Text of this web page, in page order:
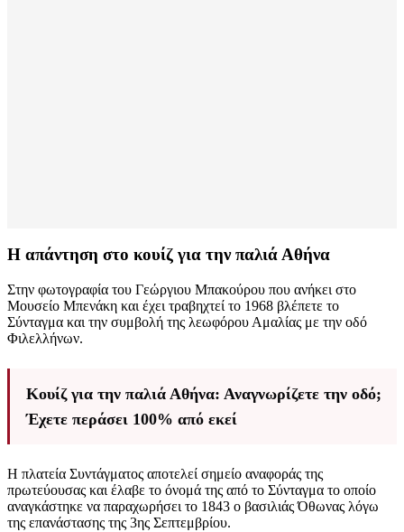
Η απάντηση στο κουίζ για την παλιά Αθήνα
Στην φωτογραφία του Γεώργιου Μπακούρου που ανήκει στο
Μουσείο Μπενάκη και έχει τραβηχτεί το 1968 βλέπετε το
Σύνταγμα και την συμβολή της λεωφόρου Αμαλίας με την οδό
Φιλελλήνων.
Κουίζ για την παλιά Αθήνα: Αναγνωρίζετε την οδό;
Έχετε περάσει 100% από εκεί
Η πλατεία Συντάγματος αποτελεί σημείο αναφοράς της
πρωτεύουσας και έλαβε το όνομά της από το Σύνταγμα το οποίο
αναγκάστηκε να παραχωρήσει το 1843 ο βασιλιάς Όθωνας λόγω
της επανάστασης της 3ης Σεπτεμβρίου.